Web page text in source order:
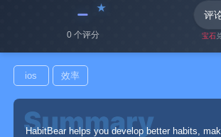
﹣
0 个评分
评
宝石
ios 效率
HabitBear helps you develop better habits,